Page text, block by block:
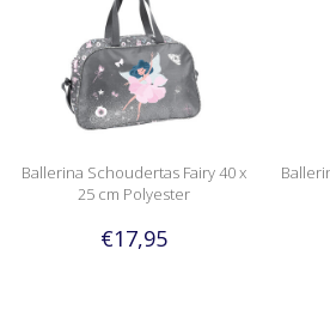
Ballerina Schoudertas Fairy 40 x
25 cm Polyester
€17,95